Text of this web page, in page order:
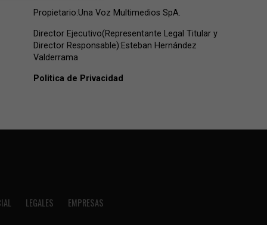
Propietario:Una Voz Multimedios SpA.
Director Ejecutivo(Representante Legal Titular y
Director Responsable):Esteban Hernández
Valderrama
Politica de Privacidad
LEGALES EMPRESAS